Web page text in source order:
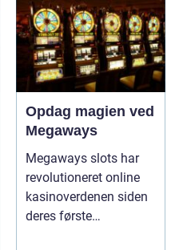
Opdag magien ved
Megaways
Megaways slots har
revolutioneret online
kasinoverdenen siden
deres første